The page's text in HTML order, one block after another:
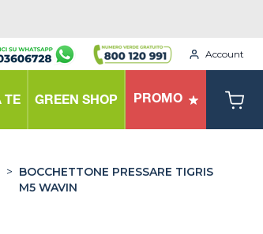
Account
TE GREEN SHOP PROMO
> BOCCHETTONE PRESSARE TIGRIS
M5 WAVIN